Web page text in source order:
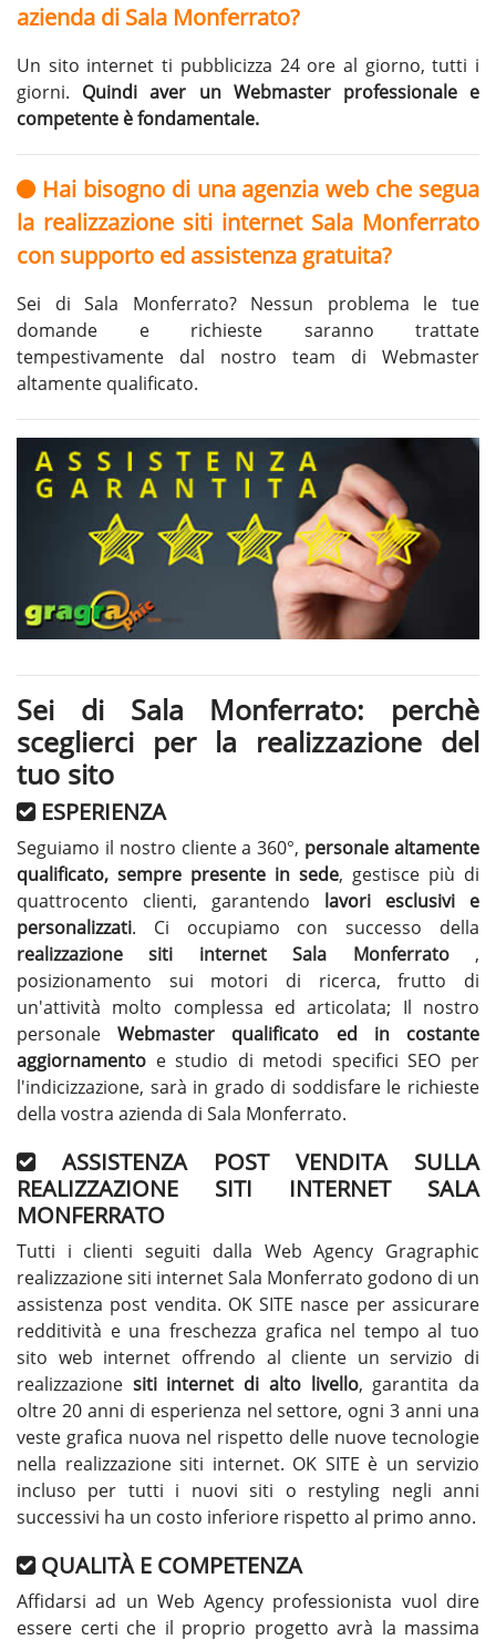
azienda di Sala Monferrato?
Un sito internet ti pubblicizza 24 ore al giorno, tutti i
giorni. Quindi aver un Webmaster professionale e
competente è fondamentale.
Hai bisogno di una agenzia web che segua
la realizzazione siti internet Sala Monferrato
con supporto ed assistenza gratuita?
Sei di Sala Monferrato? Nessun problema le tue
domande e richieste saranno trattate
tempestivamente dal nostro team di Webmaster
altamente qualificato.
Sei di Sala Monferrato: perchè
sceglierci per la realizzazione del
tuo sito
ESPERIENZA
Seguiamo il nostro cliente a 360°, personale altamente
qualificato, sempre presente in sede, gestisce più di
quattrocento clienti, garantendo lavori esclusivi e
personalizzati. Ci occupiamo con successo della
realizzazione siti internet Sala Monferrato,
posizionamento sui motori di ricerca, frutto di
un'attività molto complessa ed articolata; Il nostro
personaleWebmaster qualificato ed in costante
aggiornamento e studio di metodi specifici SEO per
l'indicizzazione, sarà in grado di soddisfare le richieste
della vostra azienda di Sala Monferrato.
ASSISTENZA POST VENDITA SULLA
REALIZZAZIONE SITI INTERNET SALA
MONFERRATO
Tutti i clienti seguiti dalla Web Agency Gragraphic
realizzazione siti internet Sala Monferrato godono di un
assistenza post vendita. OK SITE nasce per assicurare
redditività e una freschezza grafica nel tempo al tuo
sito web internet offrendo al cliente un servizio di
realizzazione siti internet di alto livello, garantita da
oltre 20 anni di esperienza nel settore, ogni 3 anni una
veste grafica nuova nel rispetto delle nuove tecnologie
nella realizzazione siti internet. OK SITE è un servizio
incluso per tutti i nuovi siti o restyling negli anni
successivi ha un costo inferiore rispetto al primo anno.
QUALITÀ E COMPETENZA
Affidarsi ad un Web Agency professionista vuol dire
essere certi che il proprio progetto avrà la massima